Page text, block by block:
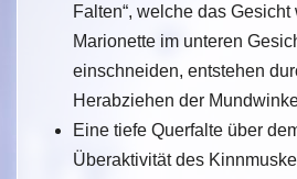
Falten“, welche das
Marionette im unteren
einschneiden, entstehen
Herabziehen der
Eine tiefe Querfalte über
Überaktivität des